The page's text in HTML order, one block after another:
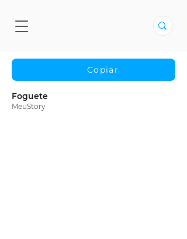
Copiar
Foguete
MeuStory